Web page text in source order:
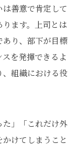
善意で肯定して
ます。上司とは
あり、部下が目標
を発揮できるよ
、組織における役
」「これだけ外
けてしまうこと